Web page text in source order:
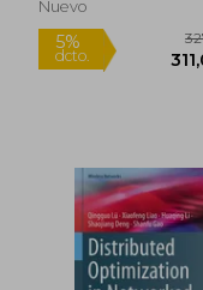
Nuevo